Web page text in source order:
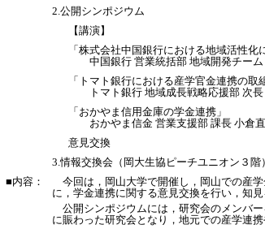
2.公開シンポジウム
【講演】
「株式会社中国銀行における地域活性
中国銀行 営業統括部 地域開発チーム
「トマト銀行における産学官金連携の取
トマト銀行 地域成長戦略応援部 次長
「おかやま信用金庫の学金連携」
おかやま信金 営業支援部 課長 小倉
意見交換
3.情報交換会（岡大生協ピーチユニオン３階）
■内容：
今回は，岡山大学で開催し，岡山での産
に，学金連携に関する意見交換を行い，知見
公開シンポジウムには，研究会のメンバ
に賑わった研究会となり，地元での産学連